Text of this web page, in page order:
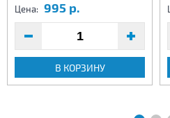
Цена: 995 р.
В КОРЗИНУ